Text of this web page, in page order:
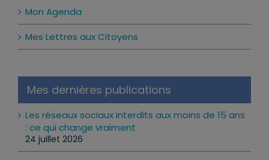
Mon Agenda
Mes Lettres aux Citoyens
Mes dernières publications
Les réseaux sociaux interdits aux moins de 15 ans
: ce qui change vraiment
24 juillet 2026